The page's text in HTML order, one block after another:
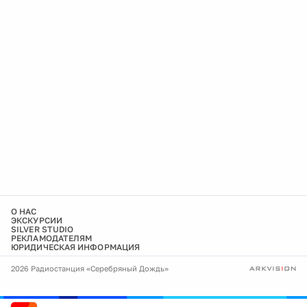
О НАС
ЭКСКУРСИИ
SILVER STUDIO
РЕКЛАМОДАТЕЛЯМ
ЮРИДИЧЕСКАЯ ИНФОРМАЦИЯ
2026 Радиостанция «Серебряный Дождь»